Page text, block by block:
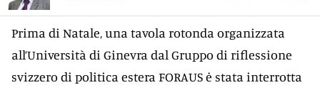
Prima di Natale, una tavola rotonda organizzata
all’Università di Ginevra dal Gruppo di riflessione
svizzero di politica estera FORAUS ė stata interrotta